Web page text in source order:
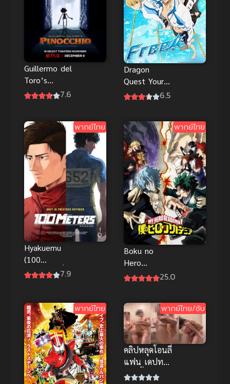
Guillermo del
Toro’s
Pinocchio
ดูฟรี
7.6
Dragon
Quest Your
Story ดราก้อน
ไทย
6.5
พากย์ไทย
Hyakuemu
(100
METERS) วิ่งสู้
7.9
พากย์ไทย
Boku no
Hero
Academia 3
พากย์ไทย
25.0
พากย์ไทย พากย์ไทย/ซับ
คลิปหลุดโอนลี่
แฟน เดปทอรี่
อาบน้ำด้วยกัน